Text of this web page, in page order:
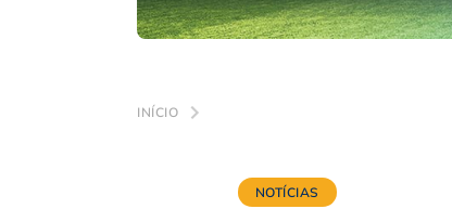
INÍCIO
NOTÍCIAS